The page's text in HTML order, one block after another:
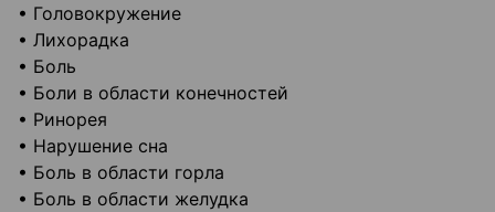
• Головокружение
• Лихорадка
• Боль
• Боли в области конечностей
• Ринорея
• Нарушение сна
• Боль в области горла
• Боль в области желудка